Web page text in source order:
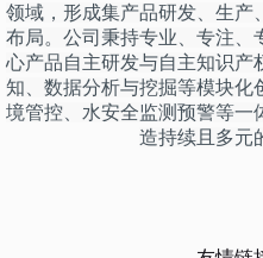
领域，形成集产品研发、生产
布局。公司秉持专业、专注、
心产品自主研发与自主知识产
知、数据分析与挖掘等模块化
境管控、水安全监测预警等一
造持续且多元